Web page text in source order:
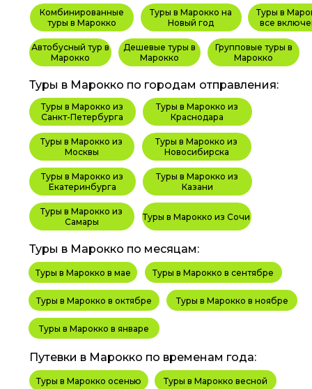
Туры в Марокко в сентябре
Туры в Марокко в октябре Туры в Марокко в ноябре
Туры в Марокко в январе
Туры в Марокко в мае
Туры в Марокко осенью Туры в Марокко весной
Комбинированные
туры в Марокко
Туры в Марокко на
Новый год
Туры в
все
Автобусный тур в
Марокко
Дешевые туры в
Марокко
Групповые туры в
Марокко
Туры в Марокко из
Новосибирска
Туры в Марокко из
Москвы
Туры в Марокко из
Казани
Туры в Марокко из Сочи
Туры в Марокко из
Краснодара
Туры в Марокко из
Самары
Туры в Марокко из
Екатеринбурга
Туры в Марокко из
Санкт-Петербурга
Туры в Марокко по городам отправления:
Туры в Марокко по месяцам:
Путевки в Марокко по временам года: